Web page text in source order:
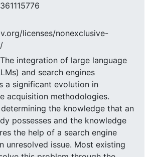
licenses/nonexclusive-
integration of large language
and search engines
a significant evolution in
acquisition methodologies.
the knowledge that an
possesses and the knowledge
the help of a search engine
unresolved issue. Most existing